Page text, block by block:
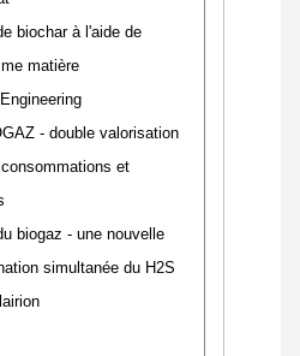
biochar à l'aide de
matière
- double valorisation
et
biogaz - une nouvelle
simultanée du H2S